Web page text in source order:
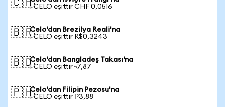
🇨🇭1 CELO eşittir CHF 0,0516
🇧🇷Celo'dan Brezilya Reali'na
1 CELO eşittir R$0,3243
🇧🇩Celo'dan Bangladeş Takası'na
1 CELO eşittir ৳7,87
🇵🇭Celo'dan Filipin Pezosu'na
1 CELO eşittir ₱3,88